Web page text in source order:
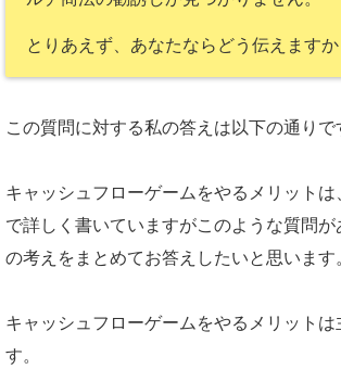
とりあえず、あなたならどう伝えますか
この質問に対する私の答えは以下の通りで
キャッシュフローゲームをやるメリット
で詳しく書いていますがこのような質問
の考えをまとめてお答えしたいと思います
キャッシュフローゲームをやるメリット
す。